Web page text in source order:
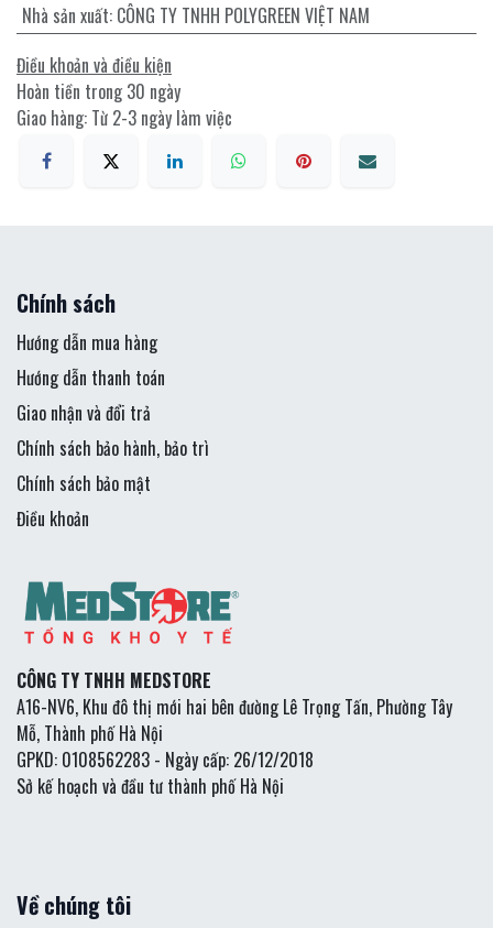
Nhà sản xuất: CÔNG TY TNHH POLYGREEN VIỆT NAM
Điều khoản và điều kiện
Hoàn tiền trong 30 ngày
Giao hàng: Từ 2-3 ngày làm việc
Chính sách
Hướng dẫn mua hàng
Hướng dẫn thanh toán
Giao nhận và đổi trả
Chính sách bảo hành, bảo trì
Chính sách bảo mật
Điều khoản
CÔNG TY TNHH MEDSTORE
A16-NV6, Khu đô thị mới hai bên đường Lê Trọng Tấn, Phường Tây
Mỗ, Thành phố Hà Nội
GPKD: 0108562283 - Ngày cấp: 26/12/2018
Sở kế hoạch và đầu tư thành phố Hà Nội
Về chúng tôi